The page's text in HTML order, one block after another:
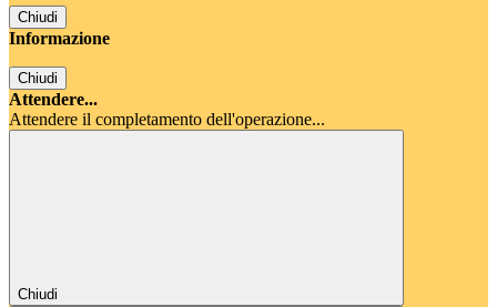
Chiudi
Informazione
Chiudi
Attendere...
Attendere il completamento dell'operazione...
Chiudi